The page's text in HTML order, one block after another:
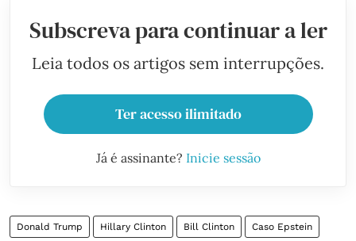
Subscreva para continuar a ler
Leia todos os artigos sem interrupções.
Ter acesso ilimitado
Já é assinante? Inicie sessão
Donald Trump Hillary Clinton Bill Clinton Caso Epstein